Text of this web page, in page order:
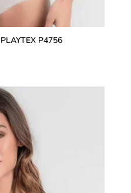
P4756